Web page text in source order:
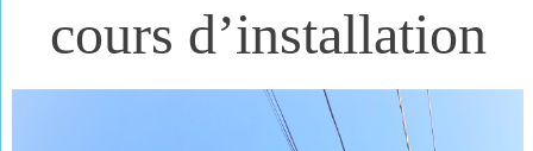
cours d’installation